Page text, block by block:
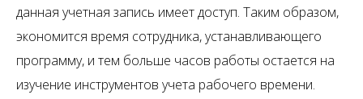
данная учетная запись имеет доступ. Таким образом,
экономится время сотрудника, устанавливающего
программу, и тем больше часов работы остается на
изучение инструментов учета рабочего времени.